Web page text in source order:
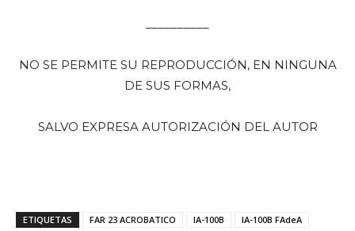
NO SE PERMITE SU REPRODUCCIÓN, EN NINGUNA
DE SUS FORMAS,
SALVO EXPRESA AUTORIZACIÓN DEL AUTOR
ETIQUETAS FAR 23 ACROBATICO IA-100B
IA-100B FAdeA